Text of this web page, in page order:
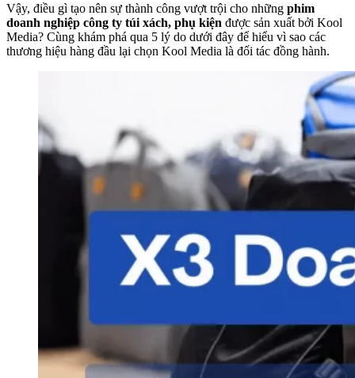
Vậy, điều gì tạo nên sự thành công vượt trội cho những phim
doanh nghiệp công ty túi xách, phụ kiện được sản xuất bởi Kool
Media? Cùng khám phá qua 5 lý do dưới đây để hiểu vì sao các
thương hiệu hàng đầu lại chọn Kool Media là đối tác đồng hành.